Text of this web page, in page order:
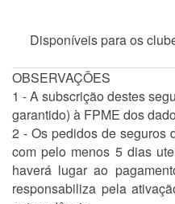
Disponíveis para os
OBSERVAÇÕES
1 - A subscrição destes
garantido) à FPME dos
2 - Os pedidos de seguros
com pelo menos 5 dias
haverá lugar ao
responsabiliza pela